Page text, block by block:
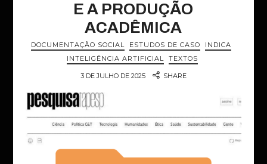
E A PRODUÇÃO
ACADÊMICA
DOCUMENTAÇÃO SOCIAL ESTUDOS DE CASO
INDICA
INTELIGÊNCIA ARTIFICIAL TEXTOS
3 DE JULHO DE 2025 SHARE